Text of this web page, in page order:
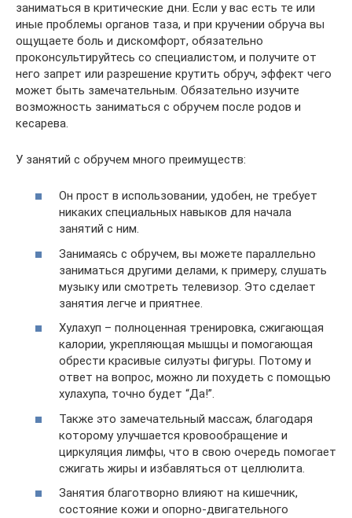
заниматься в критические дни. Если у вас есть те или
иные проблемы органов таза, и при кручении обруча вы
ощущаете боль и дискомфорт, обязательно
проконсультируйтесь со специалистом, и получите от
него запрет или разрешение крутить обруч, эффект чего
может быть замечательным. Обязательно изучите
возможность заниматься с обручем после родов и
кесарева.
У занятий с обручем много преимуществ:
Он прост в использовании, удобен, не требует
никаких специальных навыков для начала
занятий с ним.
Занимаясь с обручем, вы можете параллельно
заниматься другими делами, к примеру, слушать
музыку или смотреть телевизор. Это сделает
занятия легче и приятнее.
Хулахуп – полноценная тренировка, сжигающая
калории, укрепляющая мышцы и помогающая
обрести красивые силуэты фигуры. Потому и
ответ на вопрос, можно ли похудеть с помощью
хулахупа, точно будет “Да!”.
Также это замечательный массаж, благодаря
которому улучшается кровообращение и
циркуляция лимфы, что в свою очередь помогает
сжигать жиры и избавляться от целлюлита.
Занятия благотворно влияют на кишечник,
состояние кожи и опорно-двигательного